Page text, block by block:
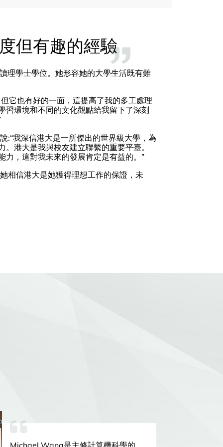
但有趣的經驗
理學士學位。她形容她的大學生活既有難
它也有好的一面，這提高了我的多工處理
習環境和不同的文化觀點給我留下了深刻
:“我深信港大是一所傑出的世界級大學，為
港大是我與校友建立聯繫的重要平臺。
力，這對我未來的發展肯定是有益的。”
相信港大是她獲得理想工作的保證，未
Michael Wang是主修計算機科學的